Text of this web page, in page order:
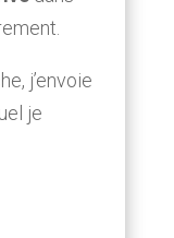
j’envoie
je